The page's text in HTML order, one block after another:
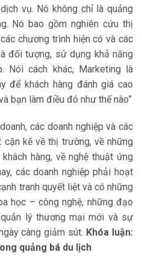
vụ. Nó không chỉ là quảng
Nó bao gồm nghiên cứu thị
chương trình hiện có và các
đối tượng, sử dụng khả năng
Nói cách khác, Marketing là
để khách hàng đánh giá cao
bạn làm điều đó như thế nào”
các doanh nghiệp và các
cặn kẽ về thị trường, về những
hàng, về nghệ thuật ứng
các doanh nghiệp phải hoạt
tranh quyết liệt và có những
học – công nghệ, những đạo
lý thương mại mới và sự
càng giảm sút. Khóa luận:
quảng bá du lịch